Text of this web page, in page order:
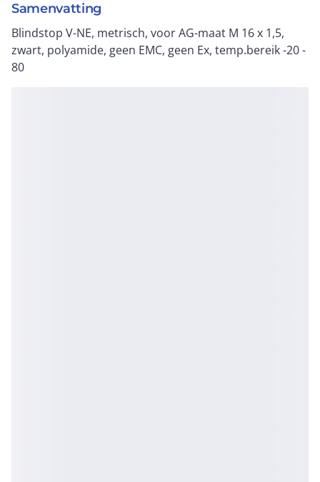
Samenvatting
Blindstop V-NE, metrisch, voor AG-maat M 16 x 1,5,
zwart, polyamide, geen EMC, geen Ex, temp.bereik -20 -
80